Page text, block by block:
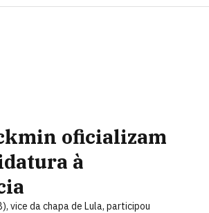
oficializam
à
vice da chapa de Lula, participou